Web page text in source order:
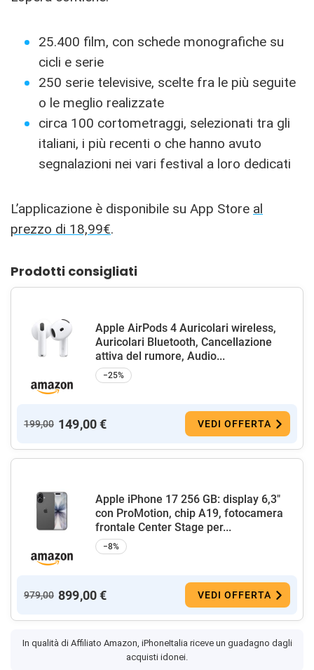
25.400 film, con schede monografiche su
cicli e serie
250 serie televisive, scelte fra le più seguite
o le meglio realizzate
circa 100 cortometraggi, selezionati tra gli
italiani, i più recenti o che hanno avuto
segnalazioni nei vari festival a loro dedicati
L’applicazione è disponibile su App Store al
prezzo di 18,99€.
Prodotti consigliati
Apple AirPods 4 Auricolari wireless,
Auricolari Bluetooth, Cancellazione
attiva del rumore, Audio...
−25%
199,00 149,00 € VEDI OFFERTA
Apple iPhone 17 256 GB: display 6,3"
con ProMotion, chip A19, fotocamera
frontale Center Stage per...
−8%
979,00 899,00 € VEDI OFFERTA
In qualità di Affiliato Amazon, iPhoneItalia riceve un guadagno dagli
acquisti idonei.